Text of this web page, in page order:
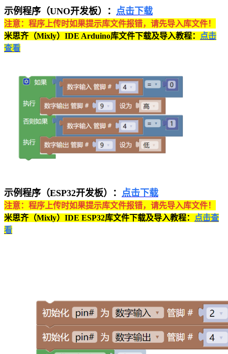
示例程序（UNO开发板）： 点击下载
注意：程序上传时如果提示库文件报错，请先导入库文件！
米思齐（Mixly）IDE Arduino库文件下载及导入教程：
点击
查看
示例程序（ESP32开发板）： 点击下载
注意：程序上传时如果提示库文件报错，请先导入库文件！
米思齐（Mixly）IDE ESP32库文件下载及导入教程： 点击查
看